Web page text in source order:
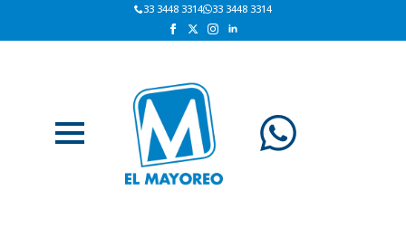
33 3448 3314 33 3448 3314